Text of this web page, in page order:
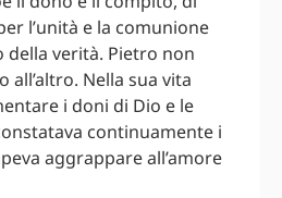
l’unità e la comunione
della verità. Pietro non
all’altro. Nella sua vita
i doni di Dio e le
continuamente i
aggrappare all’amore